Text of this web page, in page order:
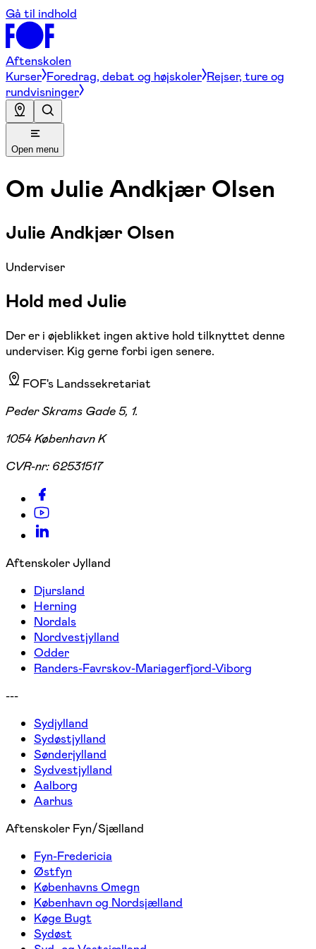
Gå til indhold
Aftenskolen
Kurser Foredrag, debat og højskoler Rejser, ture og
rundvisninger
Open menu
Om Julie Andkjær Olsen
Julie Andkjær Olsen
Underviser
Hold med Julie
Der er i øjeblikket ingen aktive hold tilknyttet denne
underviser. Kig gerne forbi igen senere.
FOF's Landssekretariat
Peder Skrams Gade 5, 1.
1054 København K
CVR-nr: 62531517
Aftenskoler Jylland
Djursland
Herning
Nordals
Nordvestjylland
Odder
Randers-Favrskov-Mariagerfjord-Viborg
---
Sydjylland
Sydøstjylland
Sønderjylland
Sydvestjylland
Aalborg
Aarhus
Aftenskoler Fyn/Sjælland
Fyn-Fredericia
Østfyn
Københavns Omegn
København og Nordsjælland
Køge Bugt
Sydøst